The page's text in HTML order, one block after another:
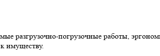
разгрузочно-погрузочные работы,
имуществу.